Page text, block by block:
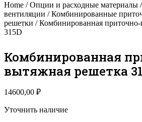
Home /Опции и расходные материалы /
вентиляции /Комбинированные
решетки / Комбинированная
315D
Комбинированная
вытяжная решетка
14600,00 ₽
Уточнить наличие